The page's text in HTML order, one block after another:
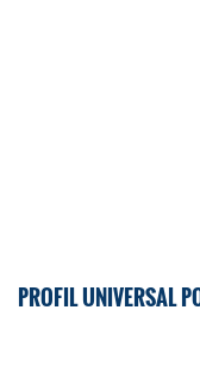
PROFIL UNIVERSAL